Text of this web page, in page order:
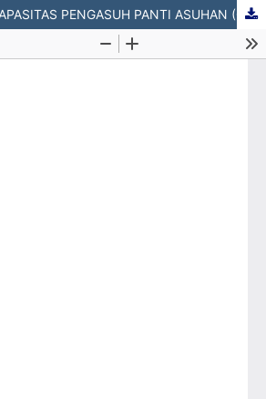
PENINGKATAN KAPASITAS PENGASUH PANTI ASUHAN (CAREGIVERS) DALAM PENGELOLAAN GIZI SEIMBANG DAN PENCEGAHAN STUNTING